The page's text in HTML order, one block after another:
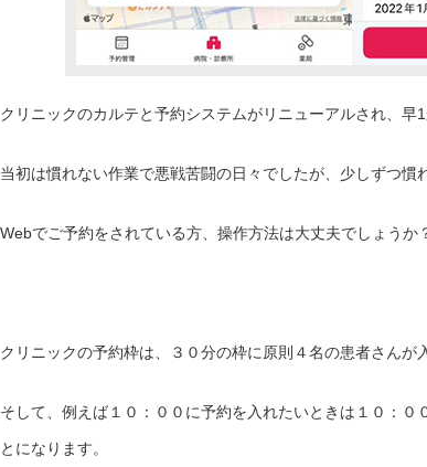
クリニックのカルテと予約システムがリニューアルされ、早
当初は慣れない作業で悪戦苦闘の日々でしたが、少しずつ慣
Webでご予約をされている方、操作方法は大丈夫でしょうか
クリニックの予約枠は、３０分の枠に原則４名の患者さんが
そして、例えば１０：００に予約を入れたいときは１０：０
とになります。